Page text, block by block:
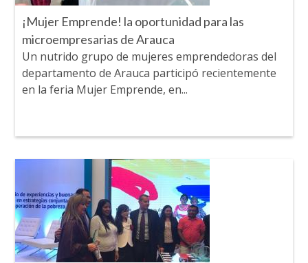
¡Mujer Emprende! la oportunidad para las
microempresarias de Arauca
Un nutrido grupo de mujeres emprendedoras del
departamento de Arauca participó recientemente
en la feria Mujer Emprende, en...